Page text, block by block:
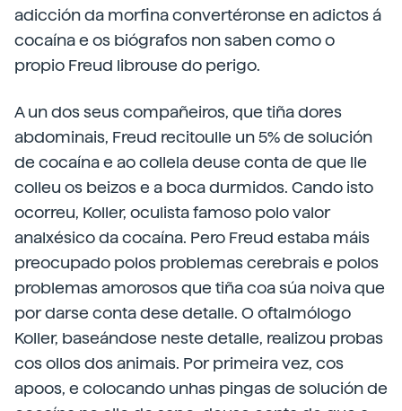
adicción da morfina convertéronse en adictos á
cocaína e os biógrafos non saben como o
propio Freud librouse do perigo.
A un dos seus compañeiros, que tiña dores
abdominais, Freud recitoulle un 5% de solución
de cocaína e ao collela deuse conta de que lle
colleu os beizos e a boca durmidos. Cando isto
ocorreu, Koller, oculista famoso polo valor
analxésico da cocaína. Pero Freud estaba máis
preocupado polos problemas cerebrais e polos
problemas amorosos que tiña coa súa noiva que
por darse conta dese detalle. O oftalmólogo
Koller, baseándose neste detalle, realizou probas
cos ollos dos animais. Por primeira vez, cos
apoos, e colocando unhas pingas de solución de